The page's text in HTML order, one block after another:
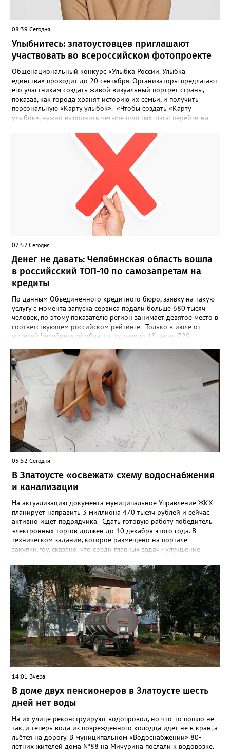
08:39 Сегодня
Улыбнитесь: златоустовцев приглашают
участвовать во всероссийском фотопроекте
Общенациональный конкурс «Улыбка России. Улыбка
единства» проходит до 20 сентября. Организаторы предлагают
его участникам создать живой визуальный портрет страны,
показав, как города хранят историю их семьи, и получить
персональную «Карту улыбок». «Чтобы создать «Карту
улыбок», нужно выполнить четыре простых шага: перейти на
улыбок»; загрузить фотографию с улыбкой – подойдёт портрет
одного человека, пары, семьи или нескольких поколений в
одном кадре; отметить один или несколько городов,
связанных с историей семьи или важными воспоминаниями;
добавить подписи к городам, кратко объяснив связь с каждым
из них, указать контакты и подтвердить согласие с правилами
проекта», - говорится в инструкции на сайте проекта. ‍Заявка
может быть семейной, а после модерации стать частью
визуального архива проекта. 20 участников обещают
пригласить на итоговую фотосессию в Москве. Персональную
«Карту улыбок», которую можно скачать, сохранить и
опубликовать в социальных сетях, отмечают в оргкомитете,
получат все, кто улыбнулся.
07:57 Сегодня
Денег не давать: Челябинская область вошла
в российсский ТОП-10 по самозапретам на
кредиты
По данным Объединённого кредитного бюро, заявку на такую
услугу с момента запуска сервиса подали больше 680 тысяч
человек, по этому показателю регион занимает девятое место в
соответствующем российском рейтинге. Только в июле от
жителей Челябинской области поступило 18 тысяч 720
снятие. В целом не давать им взаймы сегодня просят 543 с
лишним тысячи человек. Почти 89 тысяч за это время решили
запрет отозвать. При этом, утверждают аналитики бюро,
примерно каждый пятый из тех, кто установил самозапрет,
никогда кредиты не брал, столько же погасили долги недавно,
а больше половины имеют долговые обязательства сейчас.
05:52 Сегодня
В Златоусте «освежат» схему водоснабжения
и канализации
На актуализацию документа муниципальное Управление ЖКХ
планирует направить 3 миллиона 470 тысяч рублей и сейчас
активно ищет подрядчика. Сдать готовую работу победитель
электронных торгов должен до 10 декабря этого года. В
техническом задании, которое размещено на портале
закупки.гоу, сказано, что среди главных задач - улучшение
повышение энергоэффективности систем. Кроме электронных
схем, исполнителю нужно разработать предложения по
строительству и реконструкции водоснабжения и канализации,
оценив размер вложений, а также представить перечень
бесхозных объектов и возможные сценарии развития этой
сферы городского хозяйства. В июне 2025 года
«Златоуст.инфо» сообщал о подобных торгах. Тогда цена
вопроса была почти в три раза выше - 9 миллионов 13 тысяч
486 рублей, а в списке работ была разработка электронной
системы ливнёвок.
14:01 Вчера
В доме двух пенсионеров в Златоусте шесть
дней нет воды
На их улице реконструируют водопровод, но что-то пошло не
так, и теперь вода из повреждённого колодца идёт не в кран, а
льётся на дорогу. В муниципальном «Водоснабжении» 80-
летних жителей дома №88 на Мичурина послали к водовозке.